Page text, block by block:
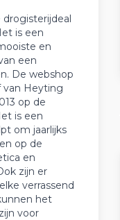
is een
en
een
De webshop
van Heyting
op de
is een
om jaarlijks
op de
en
zijn er
verrassend
het
voor